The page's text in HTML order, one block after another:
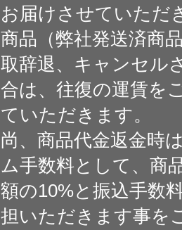
お届けさせていただ
商品（弊社発送済商
取辞退、キャンセル
合は、往復の運賃を
ていただきます。
尚、商品代金返金時
ム手数料として、商
額の10%と振込手数
担いただきます事を